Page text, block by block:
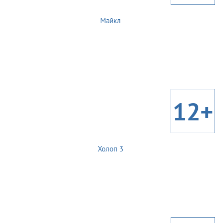
Майкл
12+
Холоп 3